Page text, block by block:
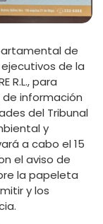
de
ejecutivos de la
R.L., para
información
del Tribunal
y
a cabo el 15
el aviso de
la papeleta
y los